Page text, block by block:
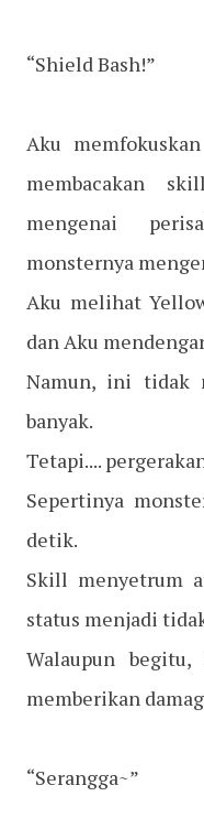
“Shield Bash!”
Aku
membacakan
mengenai
monsternya
Aku melihat
dan Aku
Namun, ini tidak
banyak.
Tetapi....
Sepertinya
detik.
Skill menyetrum
status menjadi
Walaupun
memberikan
“Serangga~”